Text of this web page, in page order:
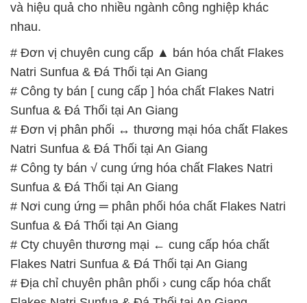
Flakes Natri Sunfua & Đá Thối tại An Giang
# Địa chỉ chuyên phân phối › cung cấp hóa chất
Flakes Natri Sunfua & Đá Thối tại An Giang
# Bán > kinh doanh hóa chất Flakes Natri Sunfua &
Đá Thối tại An Giang
# Địa chỉ cung cấp ¯ kinh doanh hóa chất Flakes
Natri Sunfua & Đá Thối tại An Giang
# Cty chuyên cung cấp ¬ cung ứng hóa chất Flakes
Natri Sunfua & Đá Thối tại An Giang
# Nhà kinh doanh ¯ cung cấp hóa chất Flakes Natri
Sunfua & Đá Thối tại An Giang
📞PHÒNG KINH DOANH – CÔNG TY HÓA CHẤT
ĐẮC TRƯỜNG PHÁT 🌐
🌐 Website: https://hoachatxulynuoc.com/